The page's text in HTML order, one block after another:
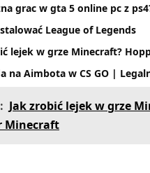
grac w gta 5 online pc z
League of Legends
lejek w grze Minecraft?
na Aimbota w CS GO |
Jak zrobić lejek w grze
Minecraft